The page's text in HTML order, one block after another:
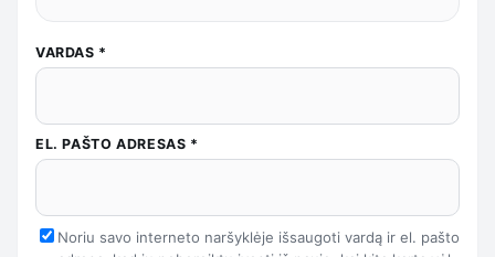
VARDAS *
EL. PAŠTO ADRESAS *
Noriu savo interneto naršyklėje išsaugoti vardą ir el. pašto